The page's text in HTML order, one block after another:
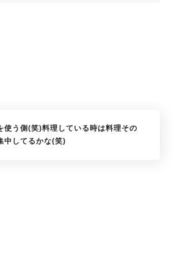
使う側(笑)料理している時は料理その
中してるかな(笑)